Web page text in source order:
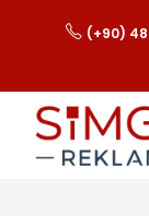
(+90)